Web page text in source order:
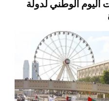
اليوم الوطني لدولة